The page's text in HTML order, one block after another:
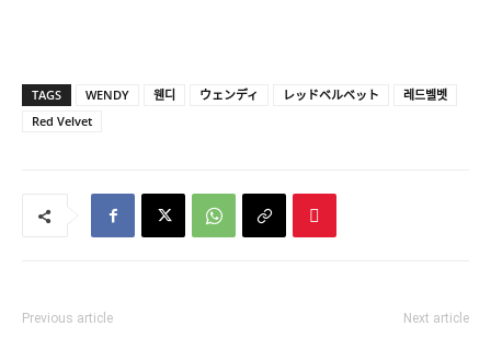
TAGS WENDY 웬디 ウェンディ レッドベルベット
레드벨벳
Red Velvet
Previous article Next article